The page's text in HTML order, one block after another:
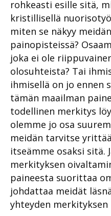
rohkeasti esille sitä,
kristillisellä
miten se näkyy
painopisteissä?
joka ei ole
olosuhteista? Tai
ihmisellä on jo ennen
tämän maailman
todellinen merkitys
olemme jo osa
meidän tarvitse
itseämme osaksi sitä.
merkityksen
paineesta suorittaa
johdattaa meidät
yhteyden merkityksen